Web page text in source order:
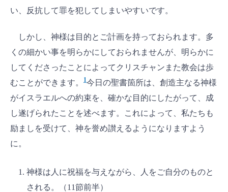
い、反抗して罪を犯してしまいやすいです。
しかし、神様は目的とご計画を持っておられます。多
くの細かい事を明らかにしておられませんが、明らかに
してくださったことによってクリスチャンまた教会は歩
むことができます。
1今日の聖書箇所は、創造主なる神様
がイスラエルへの約束を、確かな目的にしたがって、成
し遂げられたことを述べます。これによって、私たちも
励ましを受けて、神を誉め讃えるようになりますよう
に。
神様は人に祝福を与えながら、人をご自分のものと
される。（11節前半）